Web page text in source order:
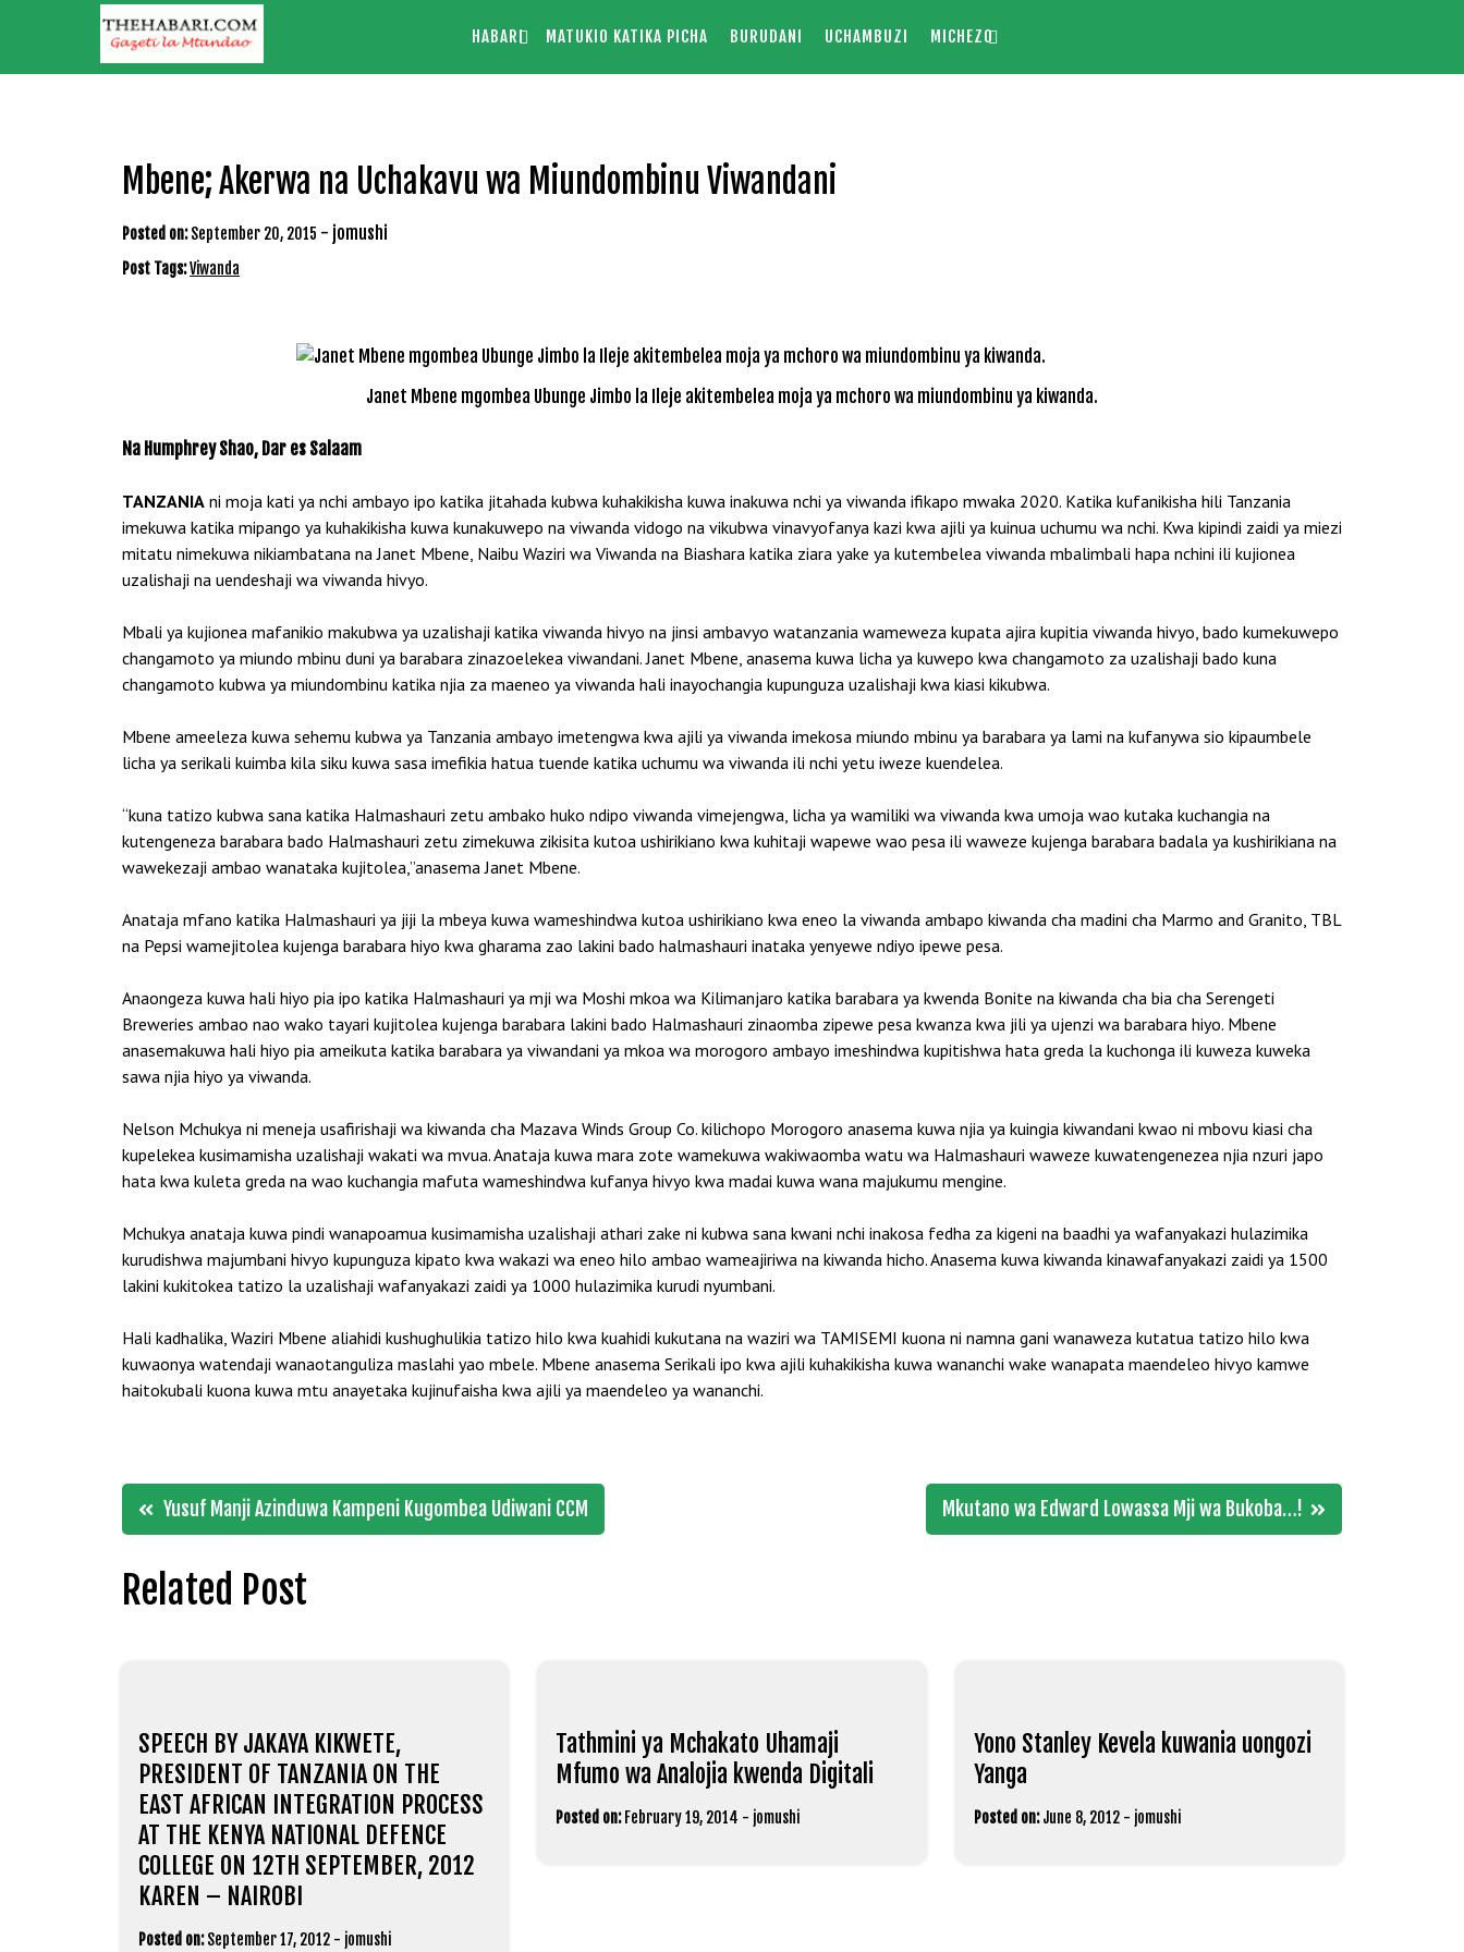
HABARI MATUKIO KATIKA PICHA BURUDANI UCHAMBUZI MICHEZO
Mbene; Akerwa na Uchakavu wa Miundombinu Viwandani
Posted on: September 20, 2015 - jomushi
Post Tags:Viwanda
Janet Mbene mgombea Ubunge Jimbo la Ileje akitembelea moja ya mchoro wa miundombinu ya kiwanda.
Na Humphrey Shao, Dar es Salaam
TANZANIA ni moja kati ya nchi ambayo ipo katika jitahada kubwa kuhakikisha kuwa inakuwa nchi ya viwanda ifikapo mwaka 2020. Katika kufanikisha hili Tanzania
imekuwa katika mipango ya kuhakikisha kuwa kunakuwepo na viwanda vidogo na vikubwa vinavyofanya kazi kwa ajili ya kuinua uchumu wa nchi. Kwa kipindi zaidi ya miezi
mitatu nimekuwa nikiambatana na Janet Mbene, Naibu Waziri wa Viwanda na Biashara katika ziara yake ya kutembelea viwanda mbalimbali hapa nchini ili kujionea
uzalishaji na uendeshaji wa viwanda hivyo.
Mbali ya kujionea mafanikio makubwa ya uzalishaji katika viwanda hivyo na jinsi ambavyo watanzania wameweza kupata ajira kupitia viwanda hivyo, bado kumekuwepo
changamoto ya miundo mbinu duni ya barabara zinazoelekea viwandani. Janet Mbene, anasema kuwa licha ya kuwepo kwa changamoto za uzalishaji bado kuna
changamoto kubwa ya miundombinu katika njia za maeneo ya viwanda hali inayochangia kupunguza uzalishaji kwa kiasi kikubwa.
Mbene ameeleza kuwa sehemu kubwa ya Tanzania ambayo imetengwa kwa ajili ya viwanda imekosa miundo mbinu ya barabara ya lami na kufanywa sio kipaumbele
licha ya serikali kuimba kila siku kuwa sasa imefikia hatua tuende katika uchumu wa viwanda ili nchi yetu iweze kuendelea.
“kuna tatizo kubwa sana katika Halmashauri zetu ambako huko ndipo viwanda vimejengwa, licha ya wamiliki wa viwanda kwa umoja wao kutaka kuchangia na
kutengeneza barabara bado Halmashauri zetu zimekuwa zikisita kutoa ushirikiano kwa kuhitaji wapewe wao pesa ili waweze kujenga barabara badala ya kushirikiana na
wawekezaji ambao wanataka kujitolea,”anasema Janet Mbene.
Anataja mfano katika Halmashauri ya jiji la mbeya kuwa wameshindwa kutoa ushirikiano kwa eneo la viwanda ambapo kiwanda cha madini cha Marmo and Granito, TBL
na Pepsi wamejitolea kujenga barabara hiyo kwa gharama zao lakini bado halmashauri inataka yenyewe ndiyo ipewe pesa.
Anaongeza kuwa hali hiyo pia ipo katika Halmashauri ya mji wa Moshi mkoa wa Kilimanjaro katika barabara ya kwenda Bonite na kiwanda cha bia cha Serengeti
Breweries ambao nao wako tayari kujitolea kujenga barabara lakini bado Halmashauri zinaomba zipewe pesa kwanza kwa jili ya ujenzi wa barabara hiyo. Mbene
anasemakuwa hali hiyo pia ameikuta katika barabara ya viwandani ya mkoa wa morogoro ambayo imeshindwa kupitishwa hata greda la kuchonga ili kuweza kuweka
sawa njia hiyo ya viwanda.
Nelson Mchukya ni meneja usafirishaji wa kiwanda cha Mazava Winds Group Co. kilichopo Morogoro anasema kuwa njia ya kuingia kiwandani kwao ni mbovu kiasi cha
kupelekea kusimamisha uzalishaji wakati wa mvua. Anataja kuwa mara zote wamekuwa wakiwaomba watu wa Halmashauri waweze kuwatengenezea njia nzuri japo
hata kwa kuleta greda na wao kuchangia mafuta wameshindwa kufanya hivyo kwa madai kuwa wana majukumu mengine.
Mchukya anataja kuwa pindi wanapoamua kusimamisha uzalishaji athari zake ni kubwa sana kwani nchi inakosa fedha za kigeni na baadhi ya wafanyakazi hulazimika
kurudishwa majumbani hivyo kupunguza kipato kwa wakazi wa eneo hilo ambao wameajiriwa na kiwanda hicho. Anasema kuwa kiwanda kinawafanyakazi zaidi ya 1500
lakini kukitokea tatizo la uzalishaji wafanyakazi zaidi ya 1000 hulazimika kurudi nyumbani.
Hali kadhalika, Waziri Mbene aliahidi kushughulikia tatizo hilo kwa kuahidi kukutana na waziri wa TAMISEMI kuona ni namna gani wanaweza kutatua tatizo hilo kwa
kuwaonya watendaji wanaotanguliza maslahi yao mbele. Mbene anasema Serikali ipo kwa ajili kuhakikisha kuwa wananchi wake wanapata maendeleo hivyo kamwe
haitokubali kuona kuwa mtu anayetaka kujinufaisha kwa ajili ya maendeleo ya wananchi.
Post
navigation
Yusuf Manji Azinduwa Kampeni Kugombea Udiwani CCM Mkutano wa Edward Lowassa Mji wa Bukoba…!
Related Post
SPEECH BY JAKAYA KIKWETE,
PRESIDENT OF TANZANIA ON THE
EAST AFRICAN INTEGRATION PROCESS
AT THE KENYA NATIONAL DEFENCE
COLLEGE ON 12TH SEPTEMBER, 2012
KAREN – NAIROBI
Posted on: September 17, 2012 - jomushi
Tathmini ya Mchakato Uhamaji
Mfumo wa Analojia kwenda Digitali
Posted on: February 19, 2014 - jomushi
Yono Stanley Kevela kuwania uongozi
Yanga
Posted on: June 8, 2012- jomushi